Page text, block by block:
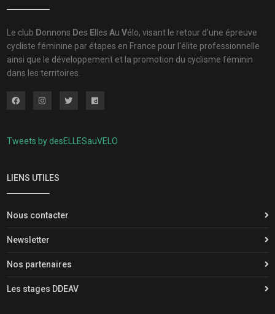
Le club Donnons Des Elles Au Vélo, visant le retour d'une épreuve
cycliste féminine par étapes en France pour l'élite professionnelle
ainsi que le développement et la promotion du cyclisme féminin
dans les territoires.
Tweets by desELLESauVELO
LIENS UTILES
Nous contacter
Newsletter
Nos partenaires
Les stages DDEAV